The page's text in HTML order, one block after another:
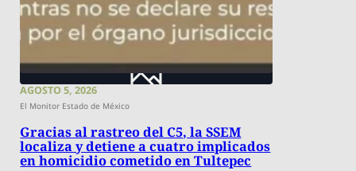
AGOSTO 5, 2026
El Monitor Estado de México
Gracias al rastreo del C5, la SSEM
localiza y detiene a cuatro implicados
en homicidio cometido en Tultepec